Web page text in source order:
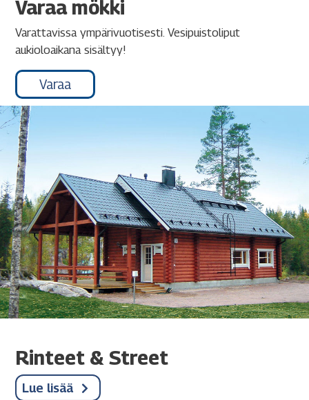
Varaa mökki
Varattavissa ympärivuotisesti. Vesipuistoliput
aukioloaikana sisältyy!
Varaa
Rinteet & Street
Lue lisää